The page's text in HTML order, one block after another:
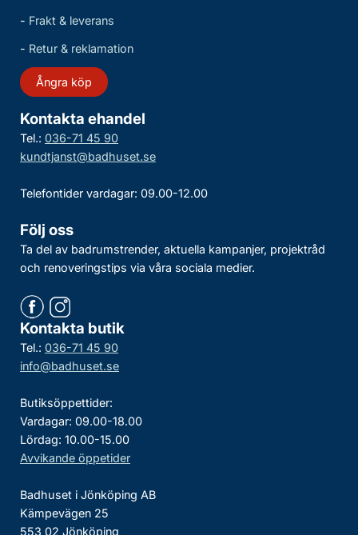
- Frakt & leverans
- Retur & reklamation
Ångra köp
Kontakta ehandel
Tel.: 036-71 45 90
kundtjanst@badhuset.se
Telefontider vardagar: 09.00-12.00
Följ oss
Ta del av badrumstrender, aktuella kampanjer, projektråd
och renoveringstips via våra sociala medier.
Kontakta butik
Tel.: 036-71 45 90
info@badhuset.se
Butiksöppettider:
Vardagar: 09.00-18.00
Lördag: 10.00-15.00
Avvikande öppetider
Badhuset i Jönköping AB
Kämpevägen 25
553 02 Jönköping